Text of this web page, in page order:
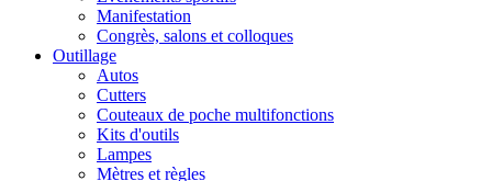
Manifestation
Congrès, salons et colloques
Outillage
Autos
Cutters
Couteaux de poche multifonctions
Kits d'outils
Lampes
Mètres et règles